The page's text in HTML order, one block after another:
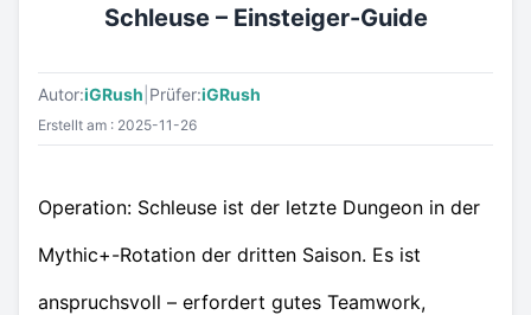
Schleuse – Einsteiger-Guide
Autor:iGRush Prüfer:iGRush
Erstellt am : 2025-11-26
Operation: Schleuse ist der letzte Dungeon in der
Mythic+-Rotation der dritten Saison. Es ist
anspruchsvoll – erfordert gutes Teamwork,